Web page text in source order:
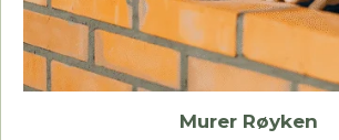
Murer Røyken